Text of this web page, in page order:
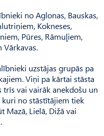
no Aglonas, Bauskas,
Kokneses,
Pūres, Rāmuļiem,
Vārkavas.
uzstājas grupās pa
Viņi pa kārtai stāsta
vai vairāk anekdošu un
no stāstītājiem tiek
Mazā, Lielā, Dižā vai